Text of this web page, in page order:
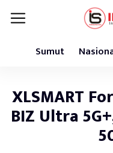
Sumut
XLSMART
BIZ Ultra